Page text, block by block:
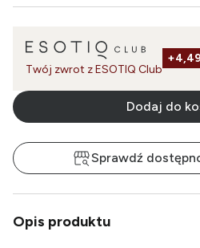
Twój zwrot z ESOTIQ Club
+
Dodaj do
Sprawdź
Opis produktu